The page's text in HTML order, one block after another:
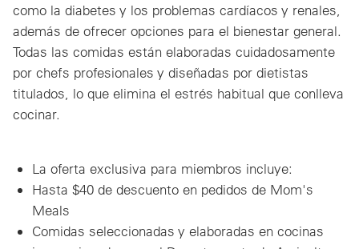
como la diabetes y los problemas cardíacos y renales,
además de ofrecer opciones para el bienestar general.
Todas las comidas están elaboradas cuidadosamente
por chefs profesionales y diseñadas por dietistas
titulados, lo que elimina el estrés habitual que conlleva
cocinar.
La oferta exclusiva para miembros incluye:
Hasta $40 de descuento en pedidos de Mom's
Meals
Comidas seleccionadas y elaboradas en cocinas